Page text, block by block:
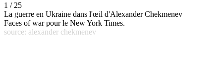
1 / 25
La guerre en Ukraine dans l'œil d'Alexander Chekmenev
Faces of war pour le New York Times.
source: alexander chekmenev